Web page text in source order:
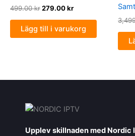
499.00kr279.00kr
Lägg till i varukorg
Upplev skillnaden med Nordic